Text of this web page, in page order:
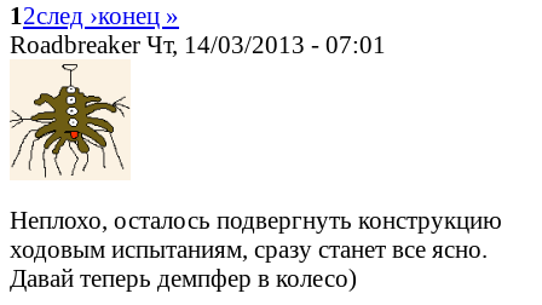
12след ›конец »
Roadbreaker Чт, 14/03/2013 - 07:01
Неплохо, осталось подвергнуть конструкцию
ходовым испытаниям, сразу станет все ясно.
Давай теперь демпфер в колесо)